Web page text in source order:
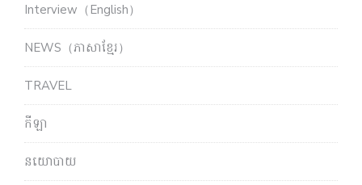
Interview（English）
NEWS（ភាសាខ្មែរ）
TRAVEL
កីឡា
នយោបាយ